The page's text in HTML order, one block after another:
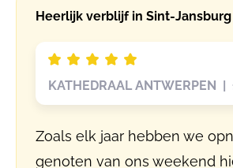
Heerlijk verblijf in Sint-Jansburg
KATHEDRAAL ANTWERPEN
Zoals elk jaar hebben we
genoten van ons weekend